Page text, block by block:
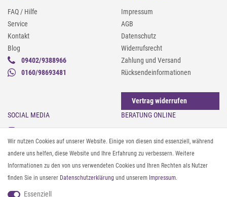
FAQ / Hilfe
Service
Kontakt
Blog
09402/9388966
0160/98693481
Impressum
AGB
Datenschutz
Widerrufsrecht
Zahlung und Versand
Rücksendeinformationen
Vertrag widerrufen
SOCIAL MEDIA
Instagram
Facebook
Pinterest
Twitter
Youtube
Threads
BERATUNG ONLINE
Gürtel messen & kürzen
Sonnenbrillen & UV-Schutz
Textilpflege
Textil- und Material-Guide
Geldbörse richtig organisieren
Wir nutzen Cookies auf unserer Website. Einige von diesen sind essenziell, während
andere uns helfen, diese Website und Ihre Erfahrung zu verbessern. Weitere
Informationen zu den von uns verwendeten Cookies und Ihren Rechten als Nutzer
finden Sie in unserer Daten­schutz­erklärung und unserem Impressum.
Essenziell